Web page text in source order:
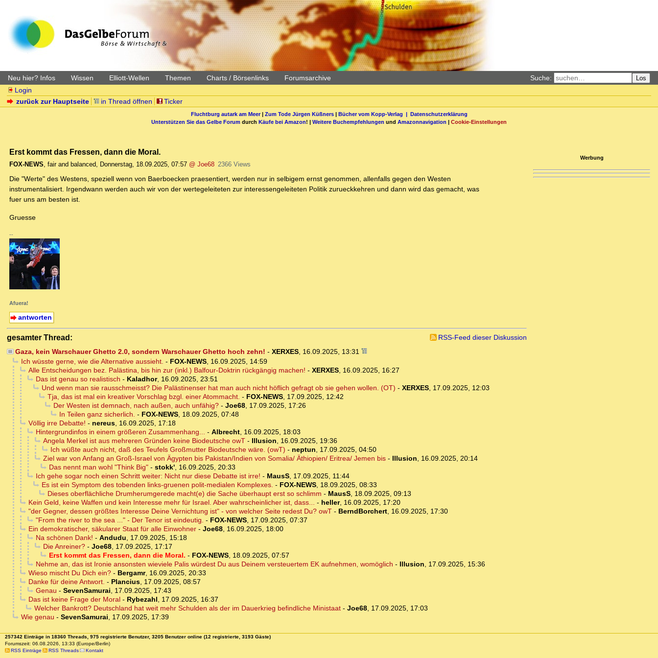
Neu hier? Infos Wissen Elliott-Wellen Themen Charts / Börsenlinks Forumsarchive Suche: Los
Login
zurück zur Hauptseite
in Thread öffnen Ticker
Fluchtburg autark am Meer| Zum Tode Jürgen Küßners| Bücher vom Kopp-Verlag | Datenschutzerklärung
Unterstützen Sie das Gelbe Forum durch Käufe bei Amazon! | Weitere Buchempfehlungen und Amazonnavigation | Cookie-Einstellungen
Erst kommt das Fressen, dann die Moral.
FOX-NEWS, fair and balanced, Donnerstag, 18.09.2025, 07:57 @ Joe68 2366 Views
Die "Werte" des Westens, speziell wenn von Baerboecken praesentiert, werden nur in selbigem ernst genommen, allenfalls gegen den Westen
instrumentalisiert. Irgendwann werden auch wir von der wertegeleiteten zur interessengeleiteten Politik zurueckkehren und dann wird das gemacht, was
fuer uns am besten ist.
Gruesse
--
Afuera!
antworten
gesamter Thread:
RSS-Feed dieser Diskussion
Gaza, kein Warschauer Ghetto 2.0, sondern Warschauer Ghetto hoch zehn! - XERXES, 16.09.2025, 13:31
Ich wüsste gerne, wie die Alternative aussieht. - FOX-NEWS, 16.09.2025, 14:59
Alle Entscheidungen bez. Palästina, bis hin zur (inkl.) Balfour-Doktrin rückgängig machen! - XERXES, 16.09.2025, 16:27
Das ist genau so realistisch - Kaladhor, 16.09.2025, 23:51
Und wenn man sie rausschmeisst? Die Palästinenser hat man auch nicht höflich gefragt ob sie gehen wollen. (OT) - XERXES, 17.09.2025, 12:03
Tja, das ist mal ein kreativer Vorschlag bzgl. einer Atommacht. - FOX-NEWS, 17.09.2025, 12:42
Der Westen ist demnach, nach außen, auch unfähig?- Joe68, 17.09.2025, 17:26
In Teilen ganz sicherlich. - FOX-NEWS, 18.09.2025, 07:48
Völlig irre Debatte! - nereus, 16.09.2025, 17:18
Hintergrundinfos in einem größeren Zusammenhang...
- Albrecht, 16.09.2025, 18:03
Angela Merkel ist aus mehreren Gründen keine Biodeutsche owT- Illusion
16.09.2025, 19:36
Ich wüßte auch nicht, daß des Teufels Großmutter Biodeutsche wäre. (owT) - neptun
17.09.2025, 04:50
Ziel war von Anfang an Groß-Israel von Ägypten bis Pakistan/Indien von Somalia/ Äthiopien/ Eritrea/ Jemen bis- Illusion
16.09.2025, 20:14
Das nennt man wohl "Think Big"- stokk', 16.09.2025, 20:33
Ich gehe sogar noch einen Schritt weiter: Nicht nur diese Debatte ist irre! - MausS, 17.09.2025, 11:44
Es ist ein Symptom des tobenden links-gruenen polit-medialen Komplexes. - FOX-NEWS, 18.09.2025, 08:33
Dieses oberflächliche Drumherumgerede macht(e) die Sache überhaupt erst so schlimm - MausS, 18.09.2025, 09:13
Kein Geld, keine Waffen und kein Interesse mehr für Israel. Aber wahrscheinlicher ist, dass...
- heller, 16.09.2025, 17:20
"der Gegner, dessen größtes Interesse Deine Vernichtung ist" - von welcher Seite redest Du? owT- BerndBorchert, 16.09.2025, 17:30
"From the river to the sea ..." - Der Tenor ist eindeutig. - FOX-NEWS, 17.09.2025, 07:37
Ein demokratischer, säkularer Staat für alle Einwohner- Joe68, 16.09.2025, 18:00
Na schönen Dank! - Andudu
17.09.2025, 15:18
Die Anreiner?- Joe68, 17.09.2025, 17:17
Erst kommt das Fressen, dann die Moral. - FOX-NEWS, 18.09.2025, 07:57
Nehme an, das ist Ironie ansonsten wieviele Palis würdest Du aus Deinem versteuertem EK aufnehmen, womöglich - Illusion
17.09.2025, 15:36
Wieso mischt Du Dich ein?- Bergamr, 16.09.2025, 20:33
Danke für deine Antwort. - Plancius, 17.09.2025, 08:57
Genau - SevenSamurai
17.09.2025, 17:43
Das ist keine Frage der Moral- Rybezahl
17.09.2025, 16:37
Welcher Bankrott? Deutschland hat weit mehr Schulden als der im Dauerkrieg befindliche Ministaat- Joe68, 17.09.2025, 17:03
Wie genau - SevenSamurai 17.09.2025, 17:39
Werbung
257342 Einträge in 18360 Threads, 975 registrierte Benutzer, 3205 Benutzer online (12 registrierte, 3193 Gäste)
Forumszeit: 06.08.2026, 13:33 (Europe/Berlin)
RSS Einträge
RSS Threads Kontakt